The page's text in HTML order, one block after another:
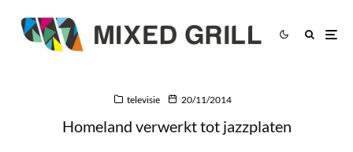
televisie 20/11/2014
Homeland verwerkt tot jazzplaten